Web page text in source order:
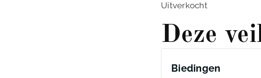
Uitverkocht
Deze
Biedingen